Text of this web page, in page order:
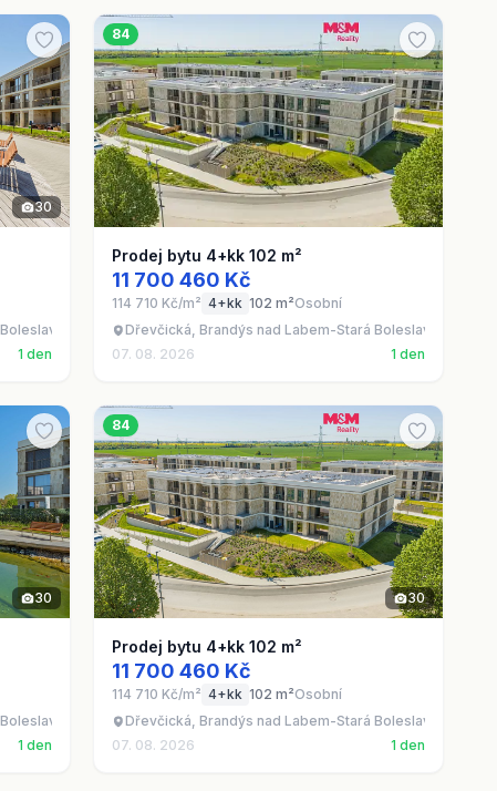
30
- Brandýs nad Labem, okres Praha-východ
1 den
84
Prodej bytu 4+kk 102 m²
11 700 460 Kč
114 710 Kč/m² 4+kk 102 m²Osobní
Dřevčická, Brandýs nad Labem-Stará Boleslav -
07. 08. 2026
1 den
30
- Brandýs nad Labem, okres Praha-východ
1 den
84
30
Prodej bytu 4+kk 102 m²
11 700 460 Kč
114 710 Kč/m² 4+kk 102 m²Osobní
Dřevčická, Brandýs nad Labem-Stará Boleslav -
07. 08. 2026
1 den